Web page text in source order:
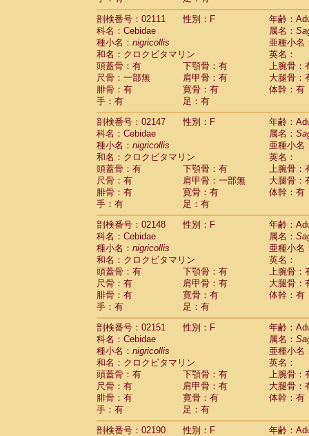
CercopithecidaeMacaca sylvanus
CercopithecidaeMacaca thibetana (0)
Cercopithecidae Macaca tonkeana (0)
Cercopithecidae hybrid(1)
Cercopithecidae (0)
CercopithecidaeAllenopithecus
CercopithecidaeCercopithecus
CercopithecidaeCercopithecus
CercopithecidaeCercopithecus
CercopithecidaeCercopithecus diana
CercopithecidaeCercopithecus
Cercopithecidae
Cercopithecus
Cercopithecidae
Cercopithecus mitis
CercopithecidaeCercopithecus mitis
CercopithecidaeCercopithecus mitis
CercopithecidaeCercopithecus mona
CercopithecidaeCercopithecus
CercopithecidaeCercopithecus
CercopithecidaeCercopithecus
Cercopithecidae
Cercopithecusspp.(0)
Cercopithecidae
Chlorocebus
CercopithecidaeChlorocebus
CercopithecidaeErythrocebus patas
CercopithecidaeMiopithecus talapoin
CercopithecidaeCercopithecinae spp.
CercopithecidaeColobus angolensis
CercopithecidaeColobus guereza (0)
Cercopithecidae Colobus polykomos
Cercopithecidae Piliocolobus badius
Cercopithecidae Kasi senex vetulus
CercopithecidaeKasi senex
CercopithecidaeNasalis larvatus(0)
CercopithecidaePresbytes
CercopithecidaePygathrix nemaeus
CercopithecidaeSemnopithecus
剖検番号：02111
性別：F
年齢：
科名：Cebidae
属名：
種小名： nigricollis
亜種小名
和名：クロクビタマリン
英名：
頭蓋骨：有
下顎骨：有
上腕骨：
尺骨：一部無
肩甲骨：有
大腿骨：
腓骨：有
寛骨：有
体幹：有
手：有
足：有
剖検番号：02147
性別：F
年齢：
科名：Cebidae
属名：
種小名： nigricollis
亜種小名
和名：クロクビタマリン
英名：
頭蓋骨：有
下顎骨：有
上腕骨：
尺骨：有
肩甲骨：一部無
大腿骨：
腓骨：有
寛骨：有
体幹：有
手：有
足：有
剖検番号：02148
性別：F
年齢：
科名：Cebidae
属名：
種小名： nigricollis
亜種小名
和名：クロクビタマリン
英名：
頭蓋骨：有
下顎骨：有
上腕骨：
尺骨：有
肩甲骨：有
大腿骨：
腓骨：有
寛骨：有
体幹：有
手：有
足：有
剖検番号：02151
性別：F
年齢：
科名：Cebidae
属名：
種小名： nigricollis
亜種小名
和名：クロクビタマリン
英名：
頭蓋骨：有
下顎骨：有
上腕骨：
尺骨：有
肩甲骨：有
大腿骨：
腓骨：有
寛骨：有
体幹：有
手：有
足：有
剖検番号：02190
性別：F
年齢：